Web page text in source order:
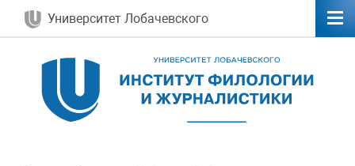
Университет Лобачевского